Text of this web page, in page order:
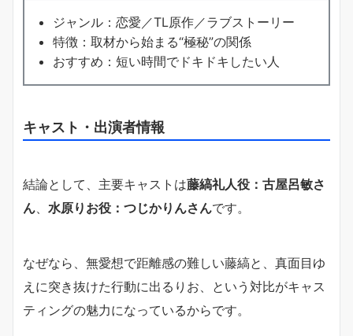
ジャンル：恋愛／TL原作／ラブストーリー
特徴：取材から始まる“極秘”の関係
おすすめ：短い時間でドキドキしたい人
キャスト・出演者情報
結論として、主要キャストは藤縞礼人役：古屋呂敏さ
ん、 水原りお役：つじかりんさんです。
なぜなら、無愛想で距離感の難しい藤縞と、真面目ゆ
えに突き抜けた行動に出るりお、という対比がキャス
ティングの魅力になっているからです。